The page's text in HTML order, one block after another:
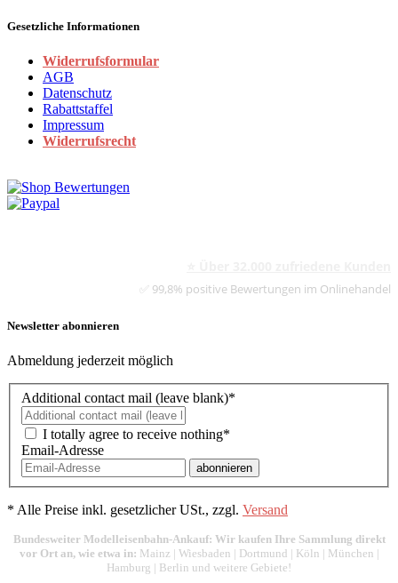
Gesetzliche Informationen
Widerrufsformular
AGB
Datenschutz
Rabattstaffel
Impressum
Widerrufsrecht
✅ 99,8% positive Bewertungen im Onlinehandel
Newsletter abonnieren
Abmeldung jederzeit möglich
Additional contact mail (leave blank)*
I totally agree to receive nothing*
Email-Adresse
abonnieren
* Alle Preise inkl. gesetzlicher USt., zzgl. Versand
Bundesweiter Modelleisenbahn-Ankauf: Wir kaufen Ihre Sammlung direkt
vor Ort an, wie etwa in: Mainz | Wiesbaden | Dortmund | Köln | München |
Hamburg | Berlin und weitere Gebiete!